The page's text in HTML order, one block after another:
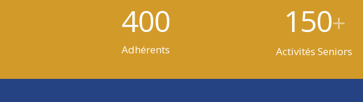
400
Adhérents
150+
Activités Seniors